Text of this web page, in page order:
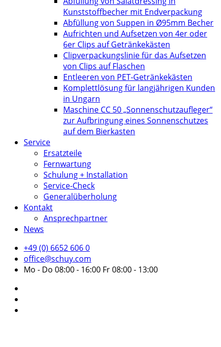
Kunststoffbecher mit Endverpackung
Abfüllung von Suppen in Ø95mm Becher
Aufrichten und Aufsetzen von 4er oder
6er Clips auf Getränkekästen
Clipverpackungslinie für das Aufsetzen
von Clips auf Flaschen
Entleeren von PET-Getränkekästen
Komplettlösung für langjährigen Kunden
in Ungarn
Maschine CC 50 „Sonnenschutzaufleger“
zur Aufbringung eines Sonnenschutzes
auf dem Bierkasten
Service
Ersatzteile
Fernwartung
Schulung + Installation
Service-Check
Generalüberholung
Kontakt
Ansprechpartner
News
+49 (0) 6652 606 0
office@schuy.com
Mo - Do 08:00 - 16:00 Fr 08:00 - 13:00